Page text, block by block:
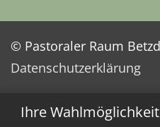
Ihre
© Pastoraler Raum
Datenschutzerklärung